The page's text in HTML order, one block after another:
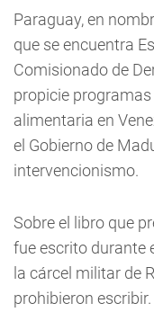
Paraguay, en
que se encuentra
Comisionado de
propicie
alimentaria en
el Gobierno de
intervencionismo.
Sobre el libro que
fue escrito durante
la cárcel militar de
prohibieron escribir.